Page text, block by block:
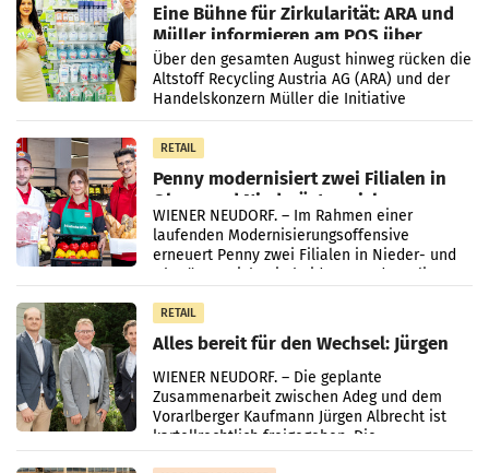
Eine Bühne für Zirkularität: ARA und
Müller informieren am POS über
Kreislauffähigkeit
Über den gesamten August hinweg rücken die
Altstoff Recycling Austria AG (ARA) und der
Handelskonzern Müller die Initiative
„Kreislauf-Helden“ in allen österreichischen
Müller-Filialen
RETAIL
Penny modernisiert zwei Filialen in
Ober- und Niederösterreich
WIENER NEUDORF. – Im Rahmen einer
laufenden Modernisierungsoffensive
erneuert Penny zwei Filialen in Nieder- und
Oberösterreich. Die beiden Standorte liegen
RETAIL
Alles bereit für den Wechsel: Jürgen
Albrecht setzt ab 1.1.2027 auf Adeg
WIENER NEUDORF. – Die geplante
Zusammenarbeit zwischen Adeg und dem
Vorarlberger Kaufmann Jürgen Albrecht ist
kartellrechtlich freigegeben: Die
Bundeswettbewerbsbehörde und der